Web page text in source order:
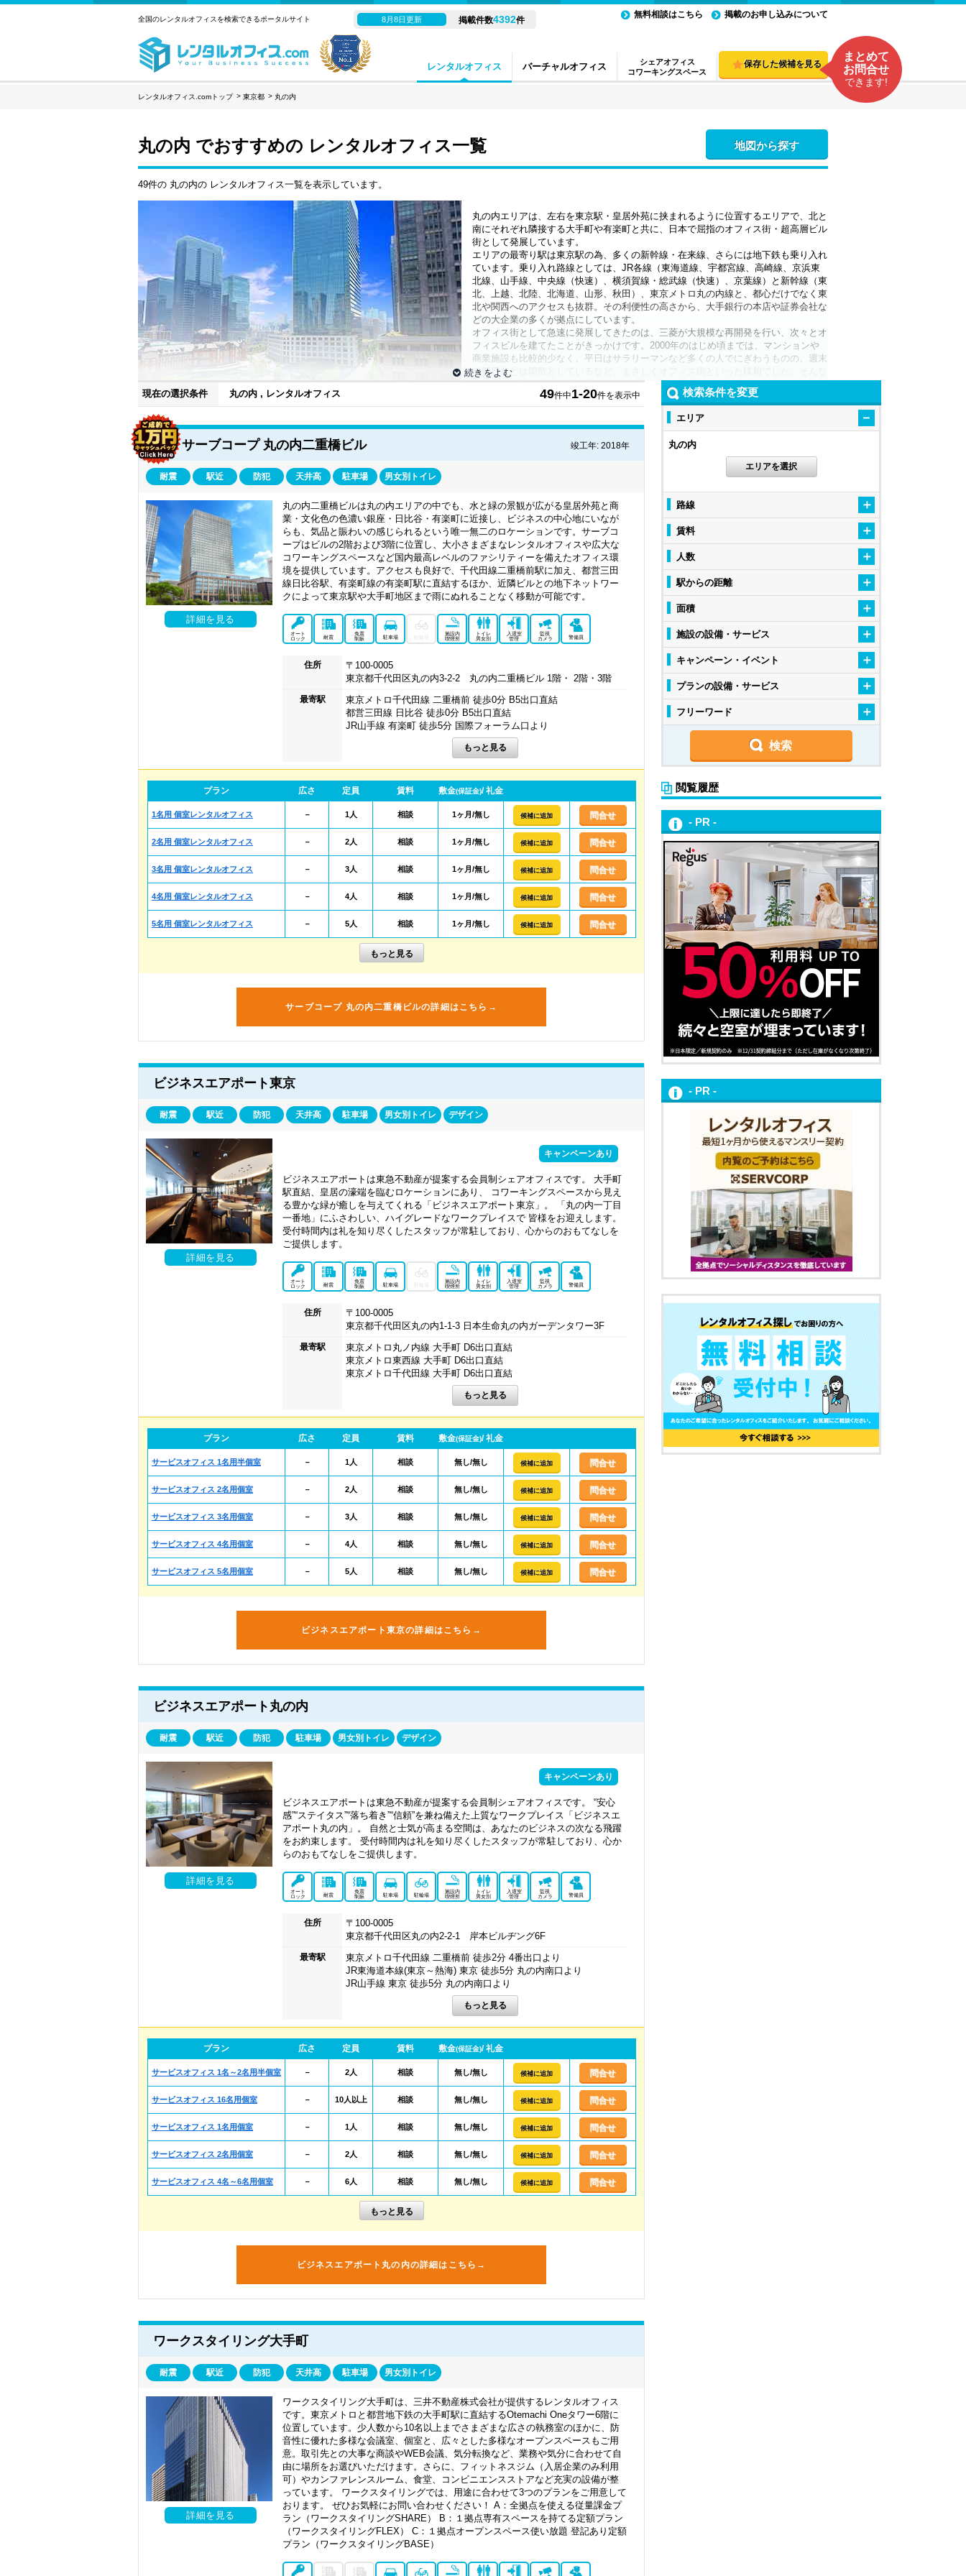
レンタルオフィス バーチャルオフィス
シェアオフィス
コワーキングスペース
全国のレンタルオフィスを検索できるポータルサイト 8月8日更新 掲載件数4392件
無料相談はこちら 掲載のお申し込みについて
保存した候補を見る
まとめて
お問合せ
できます!
レンタルオフィス.comトップ 東京都 丸の内
丸の内 でおすすめの レンタルオフィス一覧 地図から探す
49件の 丸の内の レンタルオフィス一覧を表示しています。
丸の内エリアは、左右を東京駅・皇居外苑に挟まれるように位置するエリアで、北と
南にそれぞれ隣接する大手町や有楽町と共に、日本で屈指のオフィス街・超高層ビル
街として発展しています。
エリアの最寄り駅は東京駅の為、多くの新幹線・在来線、さらには地下鉄も乗り入れ
ています。乗り入れ路線としては、JR各線（東海道線、宇都宮線、高崎線、京浜東
北線、山手線、中央線（快速）、横須賀線・総武線（快速）、京葉線）と新幹線（東
北、上越、北陸、北海道、山形、秋田）、東京メトロ丸の内線と、都心だけでなく東
北や関西へのアクセスも抜群。その利便性の高さから、大手銀行の本店や証券会社な
どの大企業の多くが拠点にしています。
オフィス街として急速に発展してきたのは、三菱が大規模な再開発を行い、次々とオ
フィスビルを建てたことがきっかけです。2000年のはじめ頃までは、マンションや
商業施設も比較的少なく、平日はサラリーマンなど多くの人でにぎわうものの、週末
や祝日などは閑散としているなど、まさしくオフィス街といった様相でした。そんな
オフィス一色であった丸の内ですが、低層部に商業店舗が多く入ったオフィスビルで
ある「丸の内ビルディング（丸ビル）」が2002年に完成し、2007年には行幸通りを
挟んだ向かい側にある「新丸の内ビルディング」の建て替えが行われるなど再開発が
進んできました。様々なジャンルの店舗が出店するようにもなり、平日以外でも人通
りが増えました。仕事の中心地としての丸の内でしたが、現在はより広い意味で人々の活動の中心となってきています。
大企業が多かったオフィス街も、現在ではベンチャー企業やスタートアップ企業を支援する施設なども増えてきており、「新しいものを生み出す街」を目指す動き
が見られています。大企業とベンチャー企業をつなぐ役割をするビジネスのサポート拠点や、人工知能やロボットなどの最新技術の実証実験場所として、丸の内を
活用する動きも活発になってきています。
いずれは渋谷や五反田のように、有望なベンチャー企業を育てる街としての役割を果たすようになるかもしれません。
新しいものを生み出す動きが活発になってきた丸の内は、オフィス街としての長い歴史あるブランド力や、ビジネスパートナーとなりうる企業とのマッチングのし
やすさから、ベンチャー企業の進出が益々期待されています。周辺のエリアではまだまだ再開発が続いており、この先さらなる発展も期待される「丸の内」でレン
タルオフィスを探してみてはいかがでしょうか？
現在の選択条件 丸の内 , レンタルオフィス 49件中1-20件を表示中
サーブコープ 丸の内二重橋ビル 竣工年: 2018年
耐震 駅近 防犯 天井高 駐車場 男女別トイレ
詳細を見る
丸の内二重橋ビルは丸の内エリアの中でも、水と緑の景観が広がる皇居外苑と商
業・文化色の色濃い銀座・日比谷・有楽町に近接し、ビジネスの中心地にいなが
らも、気品と賑わいの感じられるという唯一無二のロケーションです。サーブコ
ープはビルの2階および3階に位置し、大小さまざまなレンタルオフィスや広大な
コワーキングスペースなど国内最高レベルのファシリティーを備えたオフィス環
境を提供しています。アクセスも良好で、千代田線二重橋前駅に加え、都営三田
線日比谷駅、有楽町線の有楽町駅に直結するほか、近隣ビルとの地下ネットワー
クによって東京駅や大手町地区まで雨にぬれることなく移動が可能です。
オート
ロック
耐震
免震
制振
駐車場
施設内
喫煙所
トイレ
男女別
入退室
管理
監視
カメラ
警備員
住所
〒100-0005
東京都千代田区丸の内3-2-2 丸の内二重橋ビル 1階・ 2階・3階
最寄駅
東京メトロ千代田線 二重橋前 徒歩0分 B5出口直結
都営三田線 日比谷 徒歩0分 B5出口直結
JR山手線 有楽町 徒歩5分 国際フォーラム口より
プラン 広さ 定員 賃料 敷金(保証金)/ 礼金
1名用 個室レンタルオフィス － 1人 相談 1ヶ月/無し 候補に追加 問合せ
2名用 個室レンタルオフィス － 2人 相談 1ヶ月/無し 候補に追加 問合せ
3名用 個室レンタルオフィス － 3人 相談 1ヶ月/無し 候補に追加 問合せ
4名用 個室レンタルオフィス － 4人 相談 1ヶ月/無し 候補に追加 問合せ
5名用 個室レンタルオフィス － 5人 相談 1ヶ月/無し 候補に追加 問合せ
サーブコープ 丸の内二重橋ビルの詳細はこちら→
ビジネスエアポート東京
耐震 駅近 防犯 天井高 駐車場 男女別トイレ デザイン
詳細を見る
キャンペーンあり
ビジネスエアポートは東急不動産が提案する会員制シェアオフィスです。 大手町
駅直結、皇居の濠端を臨むロケーションにあり、 コワーキングスペースから見え
る豊かな緑が癒しを与えてくれる「ビジネスエアポート東京」。 「丸の内一丁目
一番地」にふさわしい、ハイグレードなワークプレイスで 皆様をお迎えします。
受付時間内は礼を知り尽くしたスタッフが常駐しており、心からのおもてなしを
ご提供します。
オート
ロック
耐震
免震
制振
駐車場
施設内
喫煙所
トイレ
男女別
入退室
管理
監視
カメラ
警備員
住所
〒100-0005
東京都千代田区丸の内1-1-3 日本生命丸の内ガーデンタワー3F
最寄駅
東京メトロ丸ノ内線 大手町 D6出口直結
東京メトロ東西線 大手町 D6出口直結
東京メトロ千代田線 大手町 D6出口直結
プラン 広さ 定員 賃料 敷金(保証金)/ 礼金
サービスオフィス 1名用半個室 － 1人 相談 無し/無し 候補に追加 問合せ
サービスオフィス 2名用個室 － 2人 相談 無し/無し 候補に追加 問合せ
サービスオフィス 3名用個室 － 3人 相談 無し/無し 候補に追加 問合せ
サービスオフィス 4名用個室 － 4人 相談 無し/無し 候補に追加 問合せ
サービスオフィス 5名用個室 － 5人 相談 無し/無し 候補に追加 問合せ
ビジネスエアポート東京の詳細はこちら→
ビジネスエアポート丸の内
耐震 駅近 防犯 駐車場 男女別トイレ デザイン
詳細を見る
キャンペーンあり
ビジネスエアポートは東急不動産が提案する会員制シェアオフィスです。 “安心
感”“ステイタス”“落ち着き”“信頼”を兼ね備えた上質なワークプレイス「ビジネスエ
アポート丸の内」。 自然と士気が高まる空間は、あなたのビジネスの次なる飛躍
をお約束します。 受付時間内は礼を知り尽くしたスタッフが常駐しており、心か
らのおもてなしをご提供します。
オート
ロック
耐震
免震
制振
駐車場 駐輪場
施設内
喫煙所
トイレ
男女別
入退室
管理
監視
カメラ
警備員
住所
〒100-0005
東京都千代田区丸の内2-2-1 岸本ビルヂング6F
最寄駅
東京メトロ千代田線 二重橋前 徒歩2分 4番出口より
JR東海道本線(東京～熱海) 東京 徒歩5分 丸の内南口より
JR山手線 東京 徒歩5分 丸の内南口より
プラン 広さ 定員 賃料 敷金(保証金)/ 礼金
サービスオフィス 1名～2名用半個室 － 2人 相談 無し/無し 候補に追加 問合せ
サービスオフィス 16名用個室 － 10人以上 相談 無し/無し 候補に追加 問合せ
サービスオフィス 1名用個室 － 1人 相談 無し/無し 候補に追加 問合せ
サービスオフィス 2名用個室 － 2人 相談 無し/無し 候補に追加 問合せ
サービスオフィス 4名～6名用個室 － 6人 相談 無し/無し 候補に追加 問合せ
ビジネスエアポート丸の内の詳細はこちら→
ワークスタイリング大手町
耐震 駅近 防犯 天井高 駐車場 男女別トイレ
詳細を見る
ワークスタイリング大手町は、三井不動産株式会社が提供するレンタルオフィス
です。東京メトロと都営地下鉄の大手町駅に直結するOtemachi Oneタワー6階に
位置しています。少人数から10名以上までさまざまな広さの執務室のほかに、防
音性に優れた多様な会議室、個室と、広々とした多様なオープンスペースもご用
意。取引先との大事な商談やWEB会議、気分転換など、業務や気分に合わせて自
由に場所をお選びいただけます。さらに、フィットネスジム（入居企業のみ利用
可）やカンファレンスルーム、食堂、コンビニエンスストアなど充実の設備が整
っています。 ワークスタイリングでは、用途に合わせて3つのプランをご用意して
おります。 ぜひお気軽にお問い合わせください！ A：全拠点を使える従量課金プ
ラン（ワークスタイリングSHARE） B：１拠点専有スペースを持てる定額プラン
（ワークスタイリングFLEX） C：１拠点オープンスペース使い放題 登記あり定額
プラン（ワークスタイリングBASE）
検索条件を変更
エリア
丸の内
エリアを選択
路線
賃料
人数
駅からの距離
面積
施設の設備・サービス
キャンペーン・イベント
プランの設備・サービス
フリーワード
閲覧履歴
- PR -
- PR -